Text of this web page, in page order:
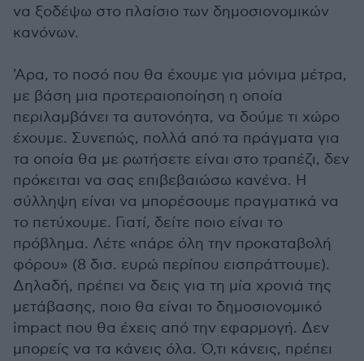
να ξοδέψω στο πλαίσιο των δημοσιονομικών
κανόνων.
'Αρα, το ποσό που θα έχουμε για μόνιμα μέτρα,
με βάση μια προτεραιοποίηση η οποία
περιλαμβάνει τα αυτονόητα, να δούμε τι χώρο
έχουμε. Συνεπώς, πολλά από τα πράγματα για
τα οποία θα με ρωτήσετε είναι στο τραπέζι, δεν
πρόκειται να σας επιβεβαιώσω κανένα. Η
σύλληψη είναι να μπορέσουμε πραγματικά να
το πετύχουμε. Γιατί, δείτε ποιο είναι το
πρόβλημα. Λέτε «πάρε όλη την προκαταβολή
φόρου» (8 δισ. ευρώ περίπου εισπράττουμε).
Δηλαδή, πρέπει να δεις για τη μία χρονιά της
μετάβασης, ποιο θα είναι το δημοσιονομικό
impact που θα έχεις από την εφαρμογή. Δεν
μπορείς να τα κάνεις όλα. Ό,τι κάνεις, πρέπει